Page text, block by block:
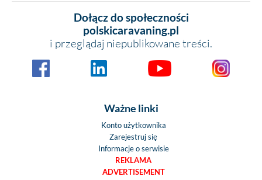
Dołącz do społeczności
polskicaravaning.pl
i przeglądaj niepublikowane treści.
Ważne linki
Konto użytkownika
Zarejestruj się
Informacje o serwisie
REKLAMA
ADVERTISEMENT